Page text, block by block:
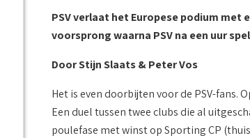
PSV verlaat het Europese podium met
voorsprong waarna PSV na een uur
Door Stijn Slaats & Peter Vos
Het is even doorbijten voor de PSV-fans.
Een duel tussen twee clubs die al
poulefase met winst op Sporting CP